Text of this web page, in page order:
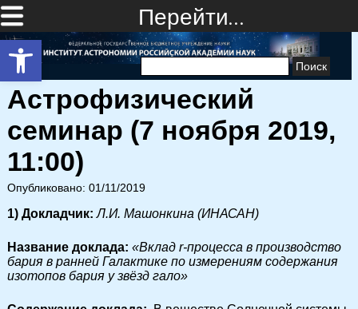
Открыть панель инструментов
Перейти…
Найти:
Астрофизический
семинар (7 ноября 2019,
11:00)
Опубликовано: 01/11/2019
1) Докладчик: Л.И. Машонкина (ИНАСАН)
Название доклада: «Вклад r-процесса в производство
бария в ранней Галактике по измерениям содержания
изотопов бария у звёзд гало»